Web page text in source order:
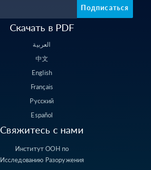
Подписаться
Скачать в PDF
العربية
中文
English
Français
Русский
Español
Свяжитесь с нами
Институт ООН по
Исследованию Разоружения